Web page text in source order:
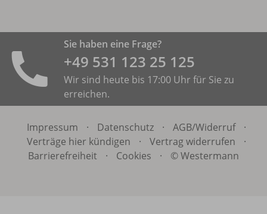
Sie haben eine Frage?
+49 531 ­123 25 125
Wir sind heute bis 17:00 Uhr für Sie zu
erreichen.
Impressum · Datenschutz · AGB/Widerruf
·
Verträge hier kündigen
· Vertrag widerrufen
·
Barrierefreiheit
· Cookies · © Westermann